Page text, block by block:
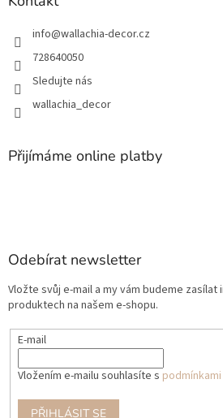
info@wallachia-decor.cz
728640050
Sledujte nás
wallachia_decor
Přijímáme online platby
Odebírat newsletter
Vložte svůj e-mail a my vám budeme zasílat
produktech na našem e-shopu.
E-mail
Vložením e-mailu souhlasíte s
PŘIHLÁSIT SE